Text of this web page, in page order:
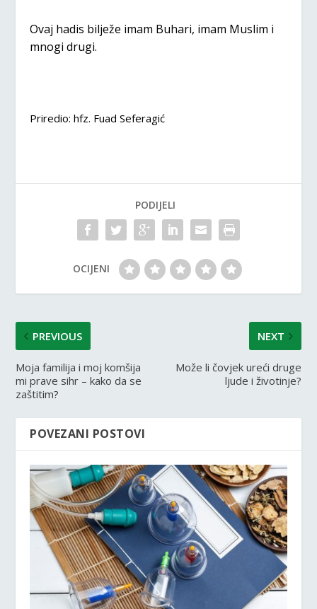
Ovaj hadis bilježe imam Buhari, imam Muslim i
mnogi drugi.
Priredio: hfz. Fuad Seferagić
PODIJELI
OCIJENI
PREVIOUS
Moja familija i moj komšija
mi prave sihr – kako da se
zaštitim?
NEXT
Može li čovjek ureći druge
ljude i životinje?
POVEZANI POSTOVI